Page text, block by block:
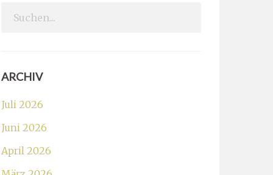
Search
ARCHIV
Juli 2026
Juni 2026
April 2026